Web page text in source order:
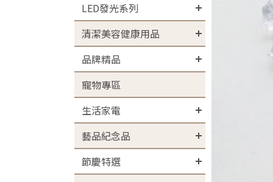
LED發光系列
清潔美容健康用品
品牌精品
寵物專區
生活家電
藝品紀念品
節慶特選